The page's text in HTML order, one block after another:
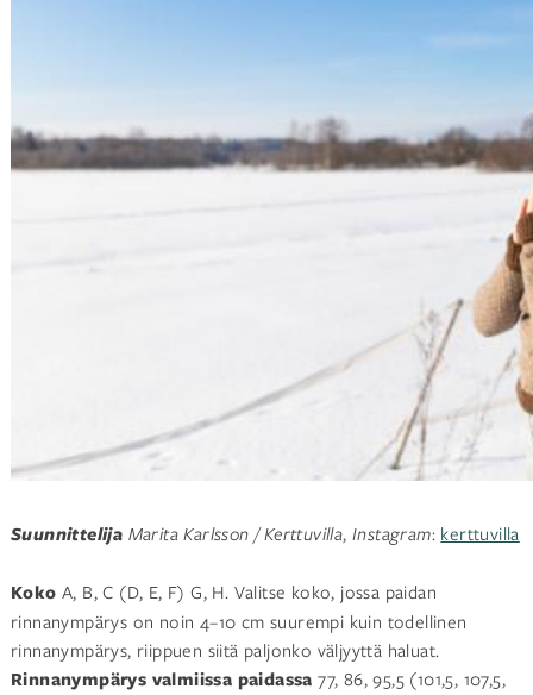
Suunnittelija Marita Karlsson / Kerttuvilla, Instagram: kerttuvilla
Koko A, B, C (D, E, F) G, H. Valitse koko, jossa paidan
rinnanympärys on noin 4–10 cm suurempi kuin todellinen
rinnanympärys, riippuen siitä paljonko väljyyttä haluat.
Rinnanympärys valmiissa paidassa 77, 86, 95,5 (101,5, 107,5,